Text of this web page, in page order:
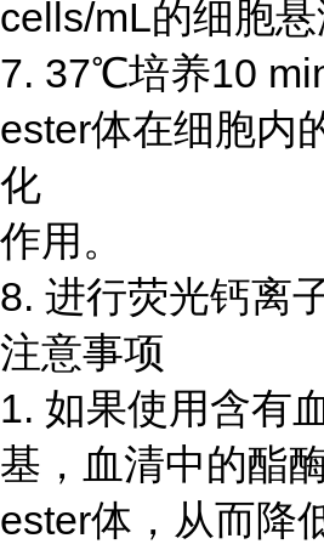
cells/mL的细胞悬
7. 37℃培养10
ester体在细胞内
化
作用。
8. 进行荧光钙离
注意事项
1. 如果使用含有
基，血清中的酯
ester体，从而降